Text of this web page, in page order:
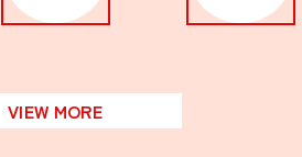
VIEW MORE